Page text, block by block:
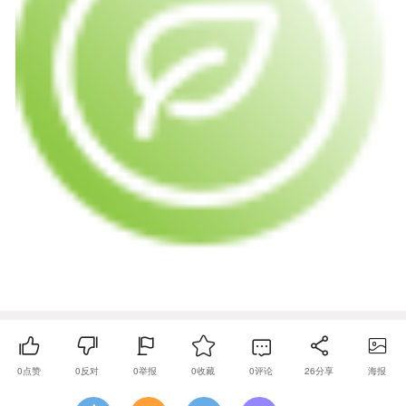
0点赞 0反对 0举报 0收藏 0评论 26分享 海报